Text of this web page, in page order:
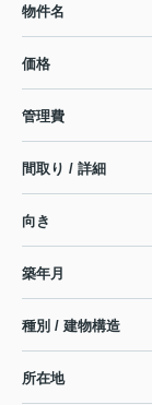
物件名
価格
管理費
間取り / 詳細
向き
築年月
種別 / 建物構造
所在地